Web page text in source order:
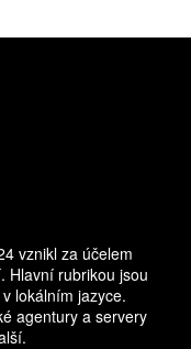
vznikl za účelem
Hlavní rubrikou jsou
lokálním jazyce.
agentury a servery